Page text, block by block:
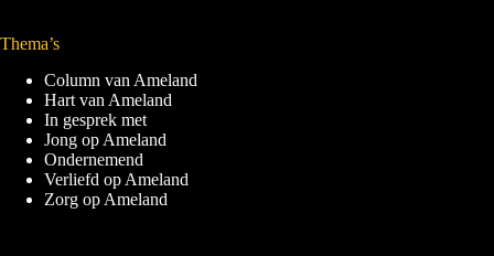
Thema’s
Column van Ameland
Hart van Ameland
In gesprek met
Jong op Ameland
Ondernemend
Verliefd op Ameland
Zorg op Ameland